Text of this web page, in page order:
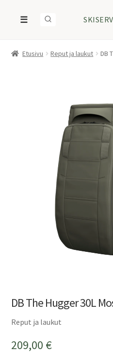
☰
Etusivu Reput ja laukut DB
DB The Hugger 30L
Reput ja laukut
209,00 €